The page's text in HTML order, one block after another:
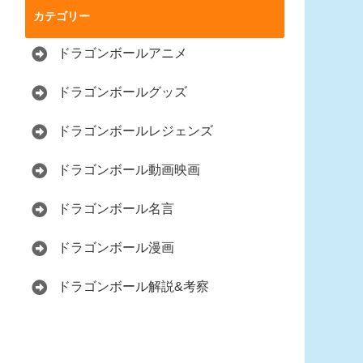
カテゴリー
ドラゴンボールアニメ
ドラゴンボールグッズ
ドラゴンボールレジェンズ
ドラゴンボール動画映画
ドラゴンボール名言
ドラゴンボール漫画
ドラゴンボール解説&考察